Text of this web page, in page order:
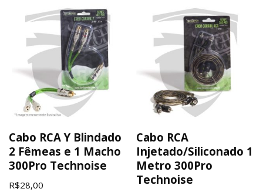
Cabo RCA Y Blindado
2 Fêmeas e 1 Macho
300Pro Technoise
R$28,00
Cabo RCA
Injetado/Siliconado 1
Metro 300Pro
Technoise